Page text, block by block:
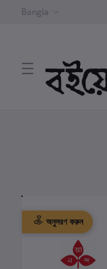
Bangla
অনুসরণ করুন